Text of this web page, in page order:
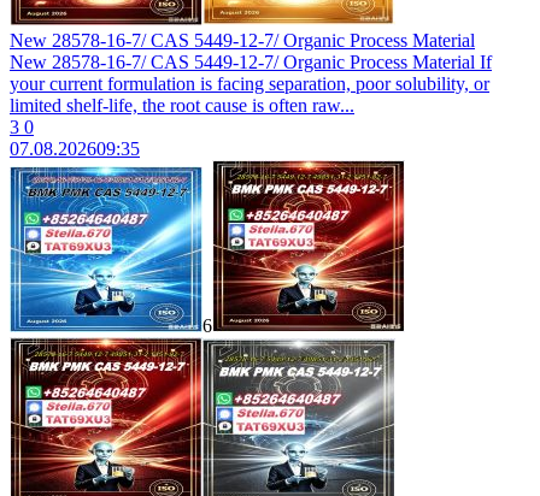
New 28578-16-7/ CAS 5449-12-7/ Organic Process Material
New 28578-16-7/ CAS 5449-12-7/ Organic Process Material If
your current formulation is facing separation, poor solubility, or
limited shelf-life, the root cause is often raw...
3 0
07.08.202609:35
6